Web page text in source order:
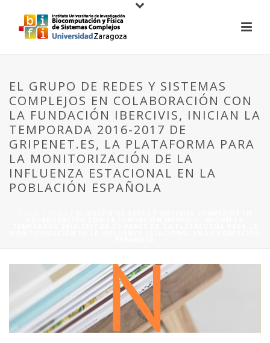
EL GRUPO DE REDES Y SISTEMAS
COMPLEJOS EN COLABORACIÓN CON
LA FUNDACIÓN IBERCIVIS, INICIAN LA
TEMPORADA 2016-2017 DE
GRIPENET.ES, LA PLATAFORMA PARA
LA MONITORIZACIÓN DE LA
INFLUENZA ESTACIONAL EN LA
POBLACIÓN ESPAÑOLA